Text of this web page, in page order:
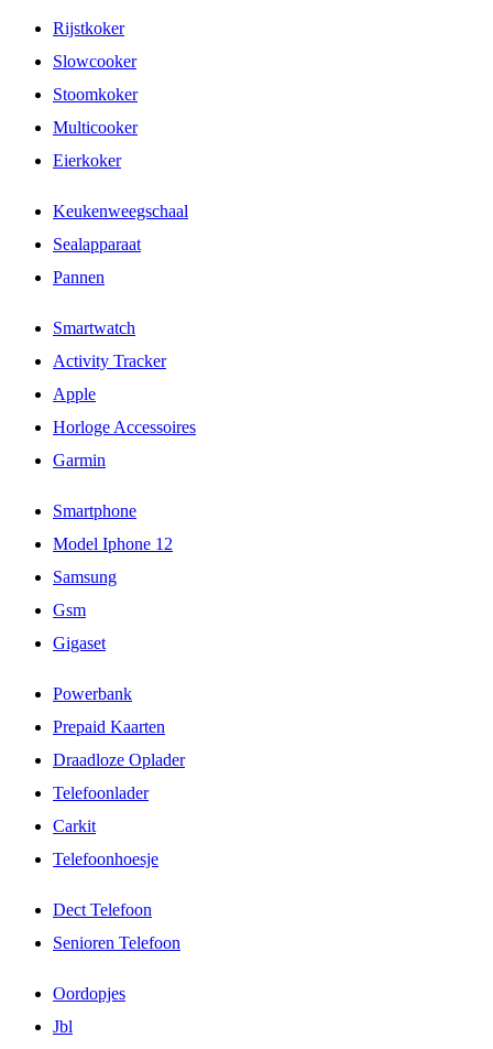
Rijstkoker
Slowcooker
Stoomkoker
Multicooker
Eierkoker
Keukenweegschaal
Sealapparaat
Pannen
Smartwatch
Activity Tracker
Apple
Horloge Accessoires
Garmin
Smartphone
Model Iphone 12
Samsung
Gsm
Gigaset
Powerbank
Prepaid Kaarten
Draadloze Oplader
Telefoonlader
Carkit
Telefoonhoesje
Dect Telefoon
Senioren Telefoon
Oordopjes
Jbl